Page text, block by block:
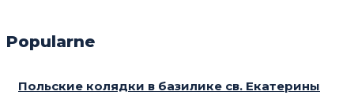
Popularne
Польские колядки в базилике св. Екатерины